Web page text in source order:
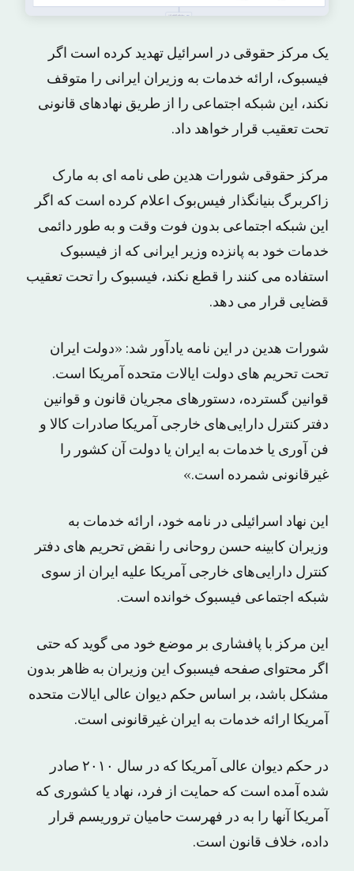
یک مرکز حقوقی در اسرائیل تهدید کرده است اگر
فیسبوک، ارائه خدمات به وزیران ایرانی را متوقف
نکند، این شبکه اجتماعی را از طریق نهادهای قانونی
تحت تعقیب قرار خواهد داد.
مرکز حقوقی شورات هدین طی نامه ای به مارک
زاکربرگ بنیانگذار فیس‌بوک اعلام کرده است که اگر
این شبکه اجتماعی بدون فوت وقت و به طور دائمی
خدمات خود به پانزده وزیر ایرانی که از فیسبوک
استفاده می کنند را قطع نکند، فیسبوک را تحت تعقیب
قضایی قرار می دهد.
شورات هدین در این نامه یادآور شد: «دولت ایران
تحت تحریم های دولت ایالات متحده آمریکا است.
قوانین گسترده، دستورهای مجریان قانون و قوانین
دفتر کنترل دارایی‌های خارجی آمریکا صادرات کالا و
فن آوری یا خدمات به ایران یا دولت آن کشور را
غیرقانونی شمرده است.»
این نهاد اسرائیلی در نامه خود، ارائه خدمات به
وزیران کابینه حسن روحانی را نقض تحریم های دفتر
کنترل دارایی‌های خارجی آمریکا علیه ایران از سوی
شبکه اجتماعی فیسبوک خوانده است.
این مرکز با پافشاری بر موضع خود می گوید که حتی
اگر محتوای صفحه فیسبوک این وزیران به ظاهر بدون
مشکل باشد، بر اساس حکم دیوان عالی ایالات متحده
آمریکا ارائه خدمات به ایران غیرقانونی است.
در حکم دیوان عالی آمریکا که در سال ۲۰۱۰ صادر
شده آمده است که حمایت از فرد، نهاد یا کشوری که
آمریکا آنها را به در فهرست حامیان تروریسم قرار
داده، خلاف قانون است.